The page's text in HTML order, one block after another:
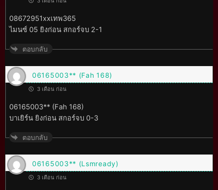
08672951xxเทพ365
ไมนซ์ 05 ยิงก่อน สกอร์จบ 2-1
ตอบกลับ
06165003** (Fah 168)
3 เดือน ก่อน
06165003** (Fah 168)
บาเยิร์น ยิงก่อน สกอร์จบ 0-3
ตอบกลับ
06165003** (Lsmready)
3 เดือน ก่อน